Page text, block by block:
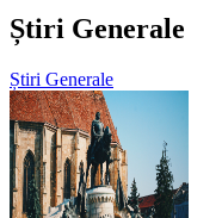
Știri Generale
Știri Generale